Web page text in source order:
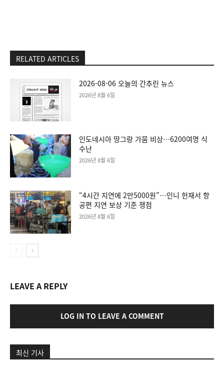
RELATED ARTICLES
2026-08-06 오늘의 간추린 뉴스
2026년 8월 6일
인도네시아 땅그랑 가뭄 비상…6200여명 식
수난
2026년 8월 6일
“4시간 지연에 2만5000원”…인니 헌재서 항
공편 지연 보상 기준 쟁점
2026년 8월 6일
LEAVE A REPLY
LOG IN TO LEAVE A COMMENT
최신 기사